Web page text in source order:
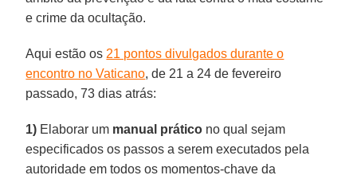
e crime da ocultação.
Aqui estão os 21 pontos divulgados durante o
encontro no Vaticano, de 21 a 24 de fevereiro
passado, 73 dias atrás:
1) Elaborar um manual prático no qual sejam
especificados os passos a serem executados pela
autoridade em todos os momentos-chave da